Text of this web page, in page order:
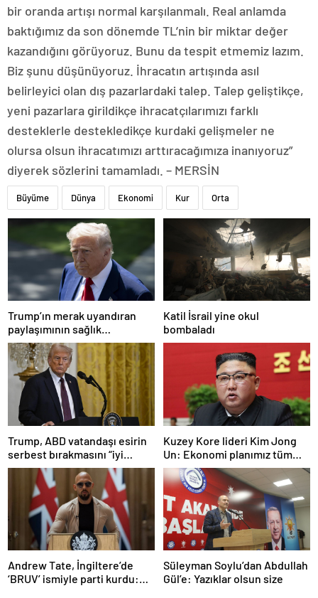
bir oranda artışı normal karşılanmalı. Real anlamda
baktığımız da son dönemde TL’nin bir miktar değer
kazandığını görüyoruz. Bunu da tespit etmemiz lazım.
Biz şunu düşünüyoruz. İhracatın artışında asıl
belirleyici olan dış pazarlardaki talep. Talep geliştikçe,
yeni pazarlara girildikçe ihracatçılarımızı farklı
desteklerle destekledikçe kurdaki gelişmeler ne
olursa olsun ihracatımızı arttıracağımıza inanıyoruz”
diyerek sözlerini tamamladı. – MERSİN
Büyüme Dünya Ekonomi Kur Orta
Trump’ın merak uyandıran
paylaşımının sağlık
sistemiyle ilgili kararname
olduğu anlaşıldı
Katil İsrail yine okul
bombaladı
Trump, ABD vatandaşı esirin
serbest bırakmasını “iyi
niyetle atılmış bir adım”
olarak değerlendirdi
Kuzey Kore lideri Kim Jong
Un: Ekonomi planımız tüm
sektörlerde başarısız oldu
Andrew Tate, İngiltere’de
‘BRUV’ ismiyle parti kurdu:
Süleyman Soylu’dan Abdullah
Gül’e: Yazıklar olsun size